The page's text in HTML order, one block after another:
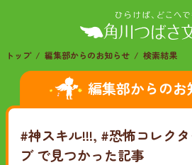
トップ 編集部からのお知らせ 検索結果
編集部からのお
#神スキル!!!, #恐怖コレク
ブで見つかった記事